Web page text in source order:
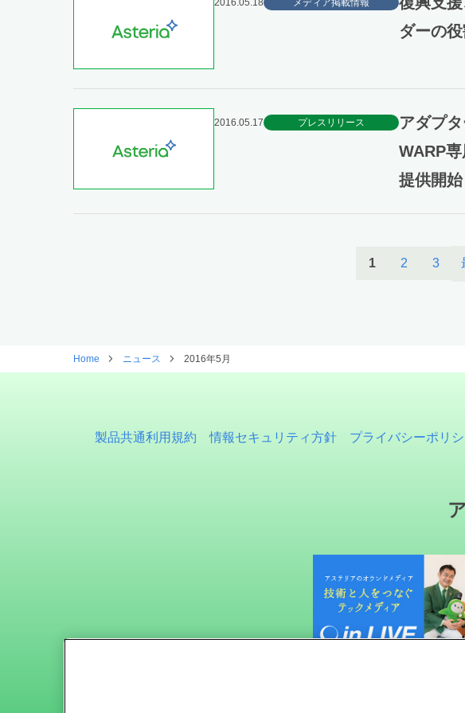
2016.05.18 メディア掲載情報
ダーの
2016.05.17 プレスリリース
アダプ
WARP
提供開始
1 2 3
Home ニュース 2016年5月
製品共通利用規約 情報セキュリティ方針 プライバシーポリ